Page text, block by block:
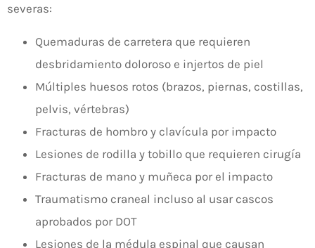
severas:
Quemaduras de carretera que requieren
desbridamiento doloroso e injertos de piel
Múltiples huesos rotos (brazos, piernas, costillas,
pelvis, vértebras)
Fracturas de hombro y clavícula por impacto
Lesiones de rodilla y tobillo que requieren cirugía
Fracturas de mano y muñeca por el impacto
Traumatismo craneal incluso al usar cascos
aprobados por DOT
Lesiones de la médula espinal que causan